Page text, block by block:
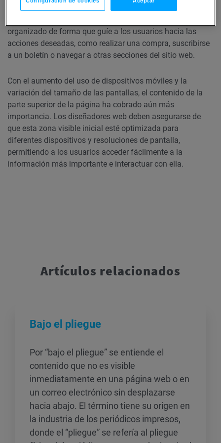
mismo tiempo, incitar a los usuarios a seguir explorando.
organizado de forma que guíe a los usuarios hacia las
acciones deseadas, como realizar una compra, suscribirse
a un boletín o navegar a otras secciones del sitio web.
Con el aumento del uso de dispositivos móviles y la
variación del tamaño de las pantallas, el contenido de la
parte superior de la página ha cobrado aún más
importancia. Los diseñadores web deben asegurarse de
que esta zona visible inicial esté optimizada para
diferentes dispositivos y resoluciones de pantalla,
permitiendo a los usuarios acceder fácilmente a la
información más importante e interactuar con ella.
Artículos relacionados
Bajo el pliegue
Por “bajo el pliegue” se entiende el
contenido que no es visible
inmediatamente en una página web o en
un correo electrónico sin desplazarse
hacia abajo. El término tiene su origen en
la industria de los periódicos impresos,
donde el “pliegue” se refería al pliegue